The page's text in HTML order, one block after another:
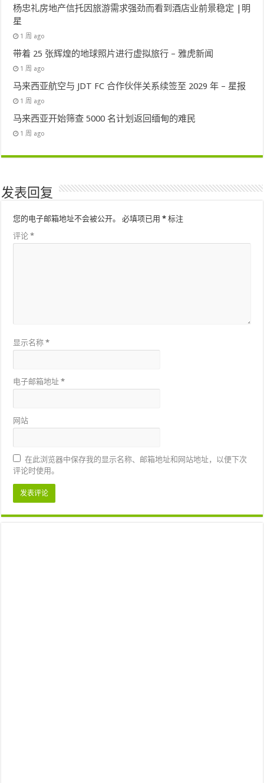
杨忠礼房地产信托因旅游需求强劲而看到酒店业前景稳定 |明
星
1 周 ago
带着 25 张辉煌的地球照片进行虚拟旅行 – 雅虎新闻
1 周 ago
马来西亚航空与 JDT FC 合作伙伴关系续签至 2029 年 – 星报
1 周 ago
马来西亚开始筛查 5000 名计划返回缅甸的难民
1 周 ago
发表回复
您的电子邮箱地址不会被公开。 必填项已用* 标注
评论*
显示名称*
电子邮箱地址*
网站
在此浏览器中保存我的显示名称、邮箱地址和网站地址，以便下次
评论时使用。